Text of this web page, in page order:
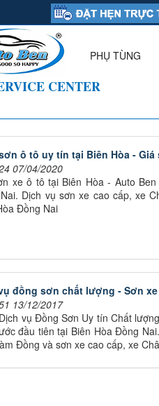
PHỤ TÙNG
CENTER
ô tô uy tín tại Biên Hòa -
07/04/2020
xe ô tô tại Biên Hòa - Auto
Dịch vụ sơn xe cao cấp, xe
Đồng Nai
đồng sơn chất lượng - Sơn
13/12/2017
vụ Đồng Sơn Uy tín Chất
đầu tiên tại Biên Hòa Đồng
Đồng và sơn xe cao cấp, xe